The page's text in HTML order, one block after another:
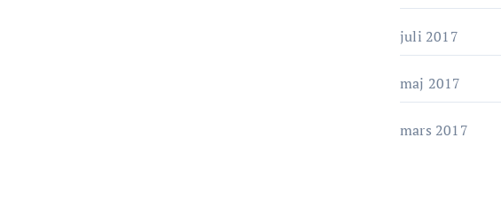
juli 2017
maj 2017
mars 2017